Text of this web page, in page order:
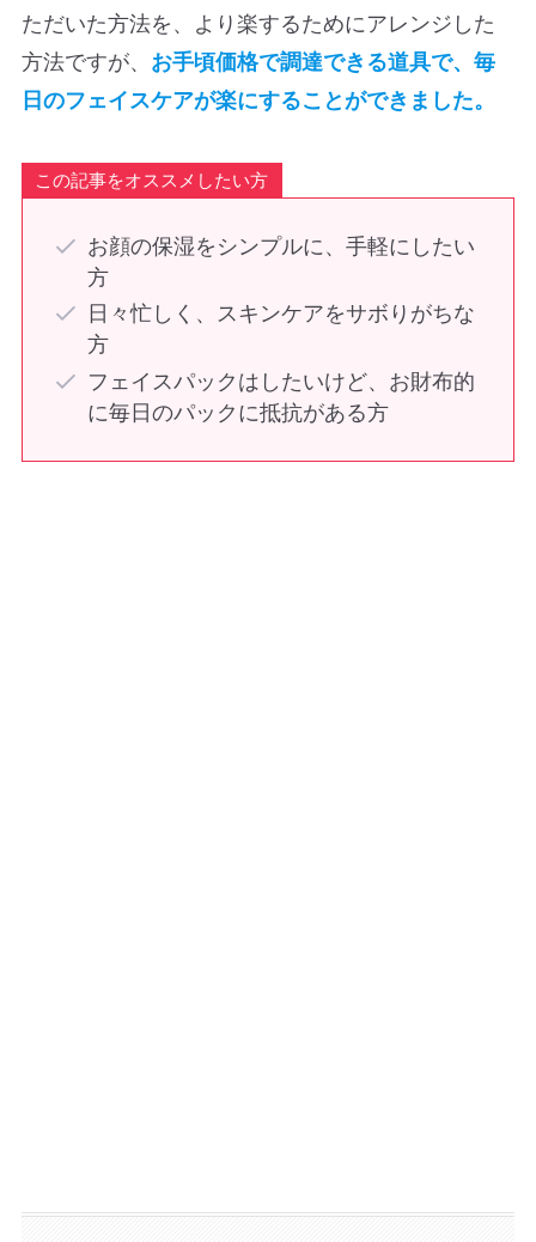
ただいた方法を、より楽するためにアレンジした
方法ですが、 お手頃価格で調達できる道具で、毎
日のフェイスケアが楽にすることができました。
この記事をオススメしたい方
お顔の保湿をシンプルに、手軽にしたい
方
日々忙しく、スキンケアをサボりがちな
方
フェイスパックはしたいけど、お財布的
に毎日のパックに抵抗がある方